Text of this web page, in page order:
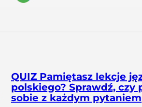
QUIZ Pamiętasz lekcje
polskiego? Sprawdź, czy
sobie z każdym pytaniem